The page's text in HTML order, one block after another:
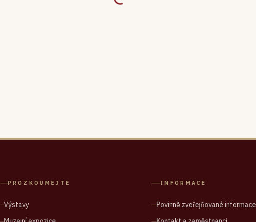
PROZKOUMEJTE
Výstavy
INFORMACE
Povinně zveřejňované informace